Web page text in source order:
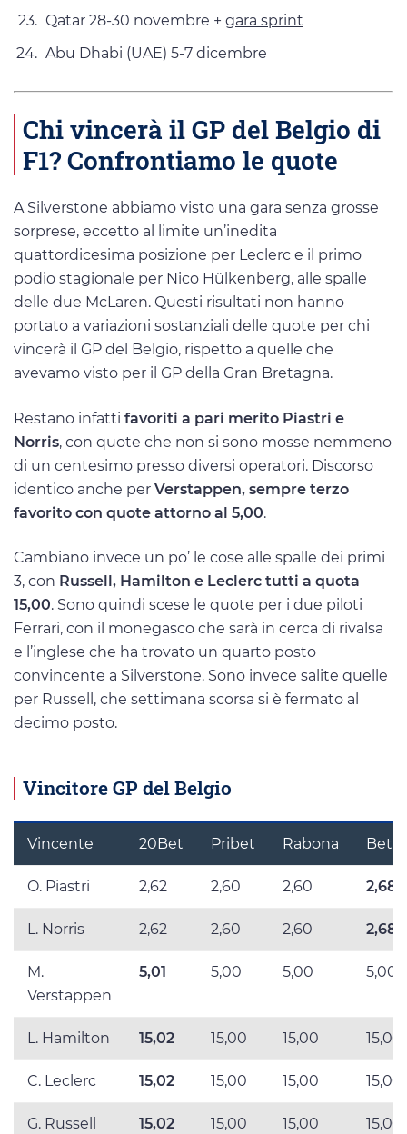
Qatar 28-30 novembre + gara sprint
Abu Dhabi (UAE) 5-7 dicembre
Chi vincerà il GP del Belgio di
F1? Confrontiamo le quote
A Silverstone abbiamo visto una gara senza grosse
sorprese, eccetto al limite un’inedita
quattordicesima posizione per Leclerc e il primo
podio stagionale per Nico Hülkenberg, alle spalle
delle due McLaren. Questi risultati non hanno
portato a variazioni sostanziali delle quote per chi
vincerà il GP del Belgio, rispetto a quelle che
avevamo visto per il GP della Gran Bretagna.
Restano infatti favoriti a pari merito Piastri e
Norris, con quote che non si sono mosse nemmeno
di un centesimo presso diversi operatori. Discorso
identico anche per Verstappen, sempre terzo
favorito con quote attorno al 5,00.
Cambiano invece un po’ le cose alle spalle dei primi
3, con Russell, Hamilton e Leclerc tutti a quota
15,00. Sono quindi scese le quote per i due piloti
Ferrari, con il monegasco che sarà in cerca di rivalsa
e l’inglese che ha trovato un quarto posto
convincente a Silverstone. Sono invece salite quelle
per Russell, che settimana scorsa si è fermato al
decimo posto.
Vincitore GP del Belgio
Vincente 20Bet Pribet Rabona
O. Piastri 2,62 2,60 2,60 2,68
L. Norris 2,62 2,60 2,60 2,68
M.
Verstappen
5,01 5,00 5,00 5,00
L. Hamilton 15,02 15,00 15,00 15,00
C. Leclerc 15,02 15,00 15,00 15,00
G. Russell 15,02 15,00 15,00 15,00